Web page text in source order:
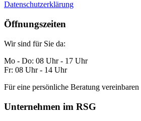
Datenschutzerklärung
Öffnungszeiten
Wir sind für Sie da:
Mo - Do: 08 Uhr - 17 Uhr
Fr: 08 Uhr - 14 Uhr
Für eine persönliche Beratung
Unternehmen im RSG